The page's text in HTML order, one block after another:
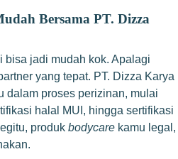
Bersama PT. Dizza
bisa jadi mudah kok. Apalagi
yang tepat. PT. Dizza Karya
dalam proses perizinan, mulai
halal MUI, hingga sertifikasi
produk bodycare kamu legal,